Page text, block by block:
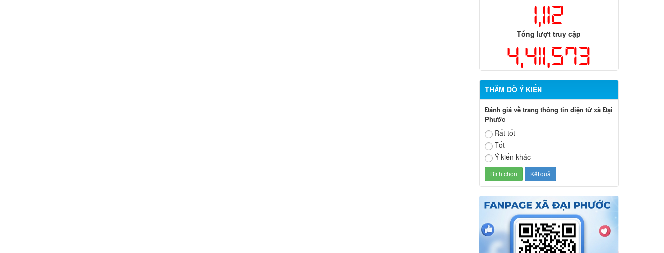
1,112
Tổng lượt truy cập
4,411,573
THĂM DÒ Ý KIẾN
Đánh giá về trang thông tin điện tử xã Đại
Phước
Rất tốt
Tốt
Ý kiến khác